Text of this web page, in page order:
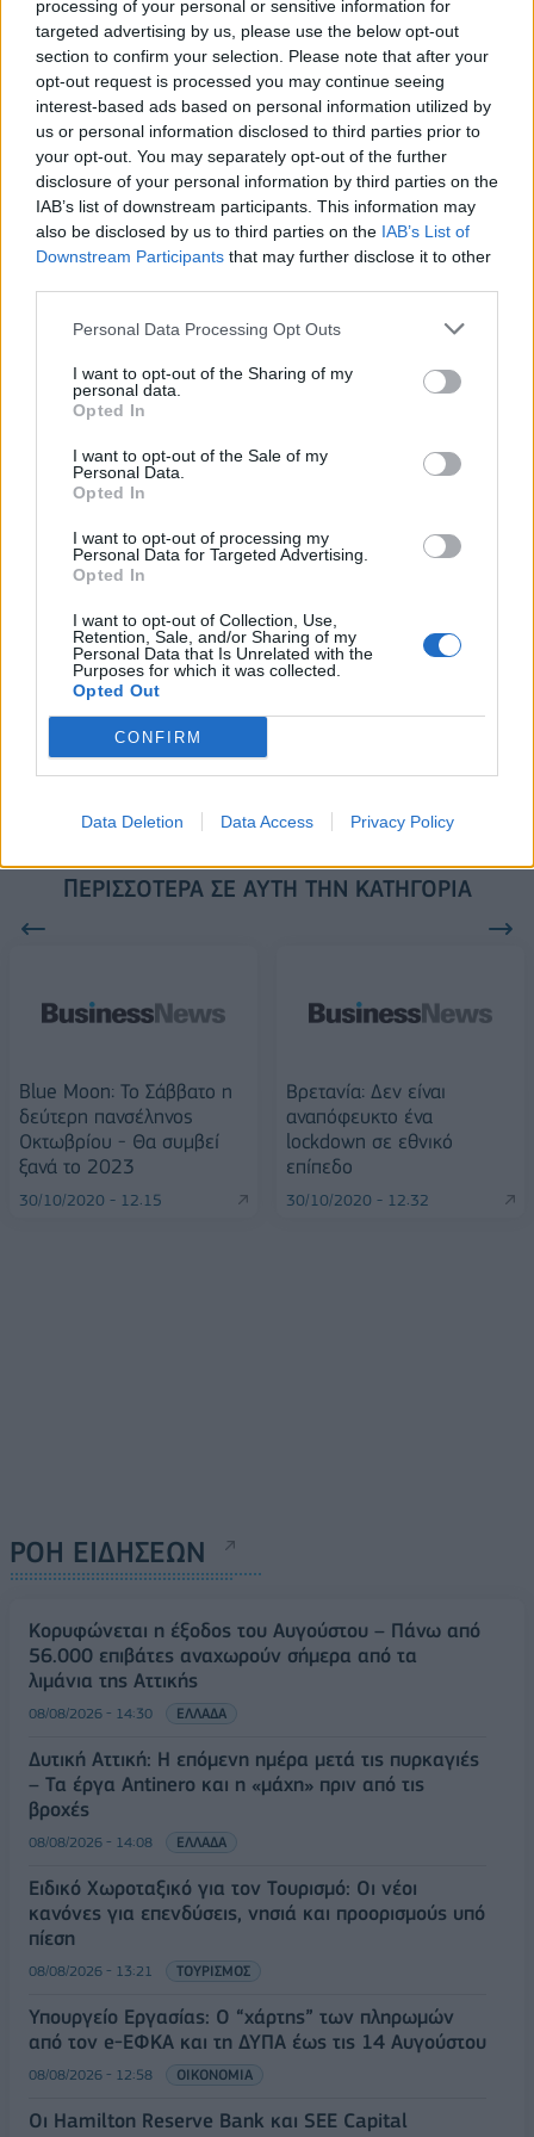
processing of your personal or sensitive information for
targeted advertising by us, please use the below opt-out
section to confirm your selection. Please note that after your
opt-out request is processed you may continue seeing
interest-based ads based on personal information utilized by
us or personal information disclosed to third parties prior to
your opt-out. You may separately opt-out of the further
disclosure of your personal information by third parties on the
IAB’s list of downstream participants. This information may
also be disclosed by us to third parties on the IAB’s List of
Downstream Participants that may further disclose it to other
Personal Data Processing Opt Outs
I want to opt-out of the Sharing of my
personal data.
Opted In
I want to opt-out of the Sale of my
Personal Data.
Opted In
I want to opt-out of processing my
Personal Data for Targeted Advertising.
Opted In
I want to opt-out of Collection, Use,
Retention, Sale, and/or Sharing of my
Personal Data that Is Unrelated with the
Purposes for which it was collected.
Opted Out
CONFIRM
Data Deletion Data Access Privacy Policy
Ελληνική Αναπτυξιακή Τράπεζα: Με «προίκα» 2 δισ. ευρώ ανοίγει
δρόμο για δάνεια έως 5 δισ. σε μικρομεσαίες
Β.Σ. Καρούλιας: Τζίρος 98,7
εκατ. ευρώ και αύξηση κερδών
57% - Τα νέα στοιχήματα σε
low & non alcohol
Deloitte Ελλάδος:
Χρηματοοικονομικός
σύμβουλος της ΔΕΗ για την
είσοδο στην πολωνική αγορά
Η Chery επενδύει 75 εκατ. δολάρια στην KG Mobility
Το FIAT 500 Hybrid τώρα από
18.990 ευρώ
Ατρόμητος και Novibet
συνεχίζουν μαζί: Ανανέωση της
18η συνεχόμενη χρονιά για τον ΟΤΕ στη διεθνή σειρά δεικτών
FTSE4Good
πύλες του σε όλους
ΠΕΡΙΣΣΌΤΕΡΑ ΣΕ ΑΥΤΉ ΤΗΝ ΚΑΤΗΓΟΡΊΑ
Blue Moon: Το Σάββατο η
δεύτερη πανσέληνος
Οκτωβρίου - Θα συμβεί
ξανά το 2023
30/10/2020 - 12:15
Βρετανία: Δεν είναι
αναπόφευκτο ένα
lockdown σε εθνικό
επίπεδο
30/10/2020 - 12:32
ΡΟΗ ΕΙΔΗΣΕΩΝ
Κορυφώνεται η έξοδος του Αυγούστου – Πάνω από
56.000 επιβάτες αναχωρούν σήμερα από τα
λιμάνια της Αττικής
08/08/2026 - 14:30 ΕΛΛΑΔΑ
Δυτική Αττική: Η επόμενη ημέρα μετά τις πυρκαγιές
– Τα έργα Antinero και η «μάχη» πριν από τις
βροχές
08/08/2026 - 14:08 ΕΛΛΑΔΑ
Ειδικό Χωροταξικό για τον Τουρισμό: Οι νέοι
κανόνες για επενδύσεις, νησιά και προορισμούς υπό
πίεση
08/08/2026 - 13:21 ΤΟΥΡΙΣΜΟΣ
Υπουργείο Εργασίας: Ο “χάρτης” των πληρωμών
από τον e-ΕΦΚΑ και τη ΔΥΠΑ έως τις 14 Αυγούστου
08/08/2026 - 12:58 ΟΙΚΟΝΟΜΙΑ
Οι Hamilton Reserve Bank και SEE Capital